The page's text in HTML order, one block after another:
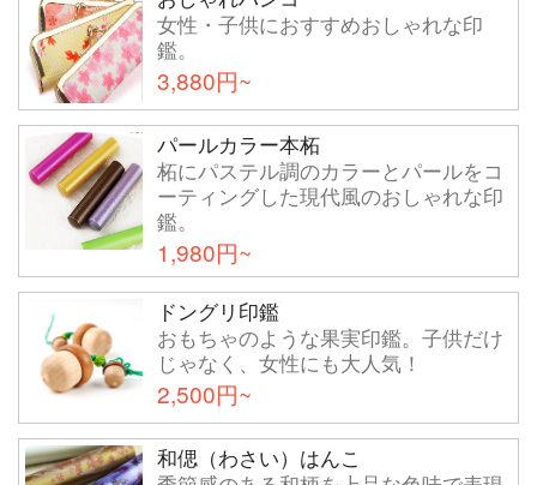
女性・子供におすすめおしゃれな印
鑑。
3,880円~
パールカラー本柘
柘にパステル調のカラーとパールをコ
ーティングした現代風のおしゃれな印
鑑。
1,980円~
ドングリ印鑑
おもちゃのような果実印鑑。子供だけ
じゃなく、女性にも大人気！
2,500円~
和偲（わさい）はんこ